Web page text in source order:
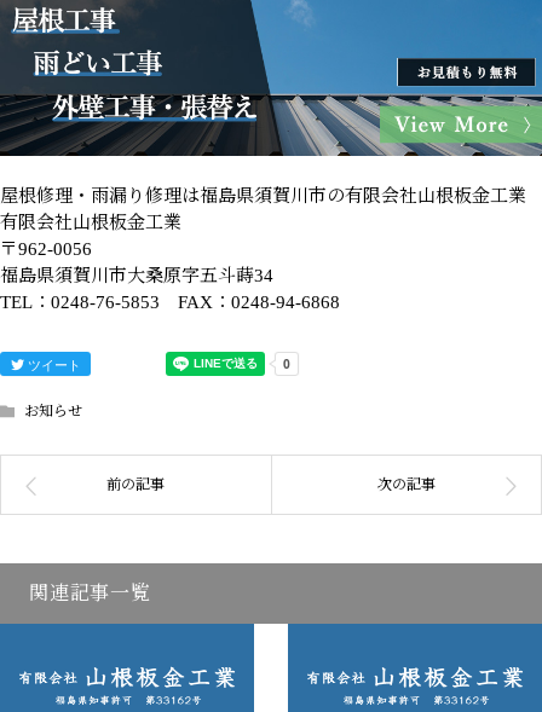
屋根修理・雨漏り修理は福島県須賀川市の有限会社山根板金工業
有限会社山根板金工業
〒962-0056
福島県須賀川市大桑原字五斗蒔34
TEL：0248-76-5853 FAX：0248-94-6868
ツイート
お知らせ
関連記事一覧